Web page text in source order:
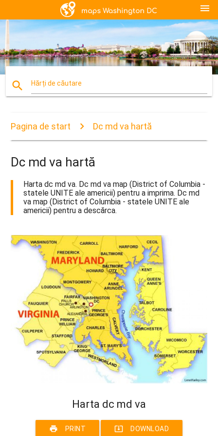
menu
search Hărți de căutare
Pagina de start Dc md va hartă
Dc md va hartă
Harta dc md va. Dc md va map (District of Columbia -
statele UNITE ale americii) pentru a imprima. Dc md
va map (District of Columbia - statele UNITE ale
americii) pentru a descărca.
Harta dc md va
print PRINT system_update_alt DOWNLOAD